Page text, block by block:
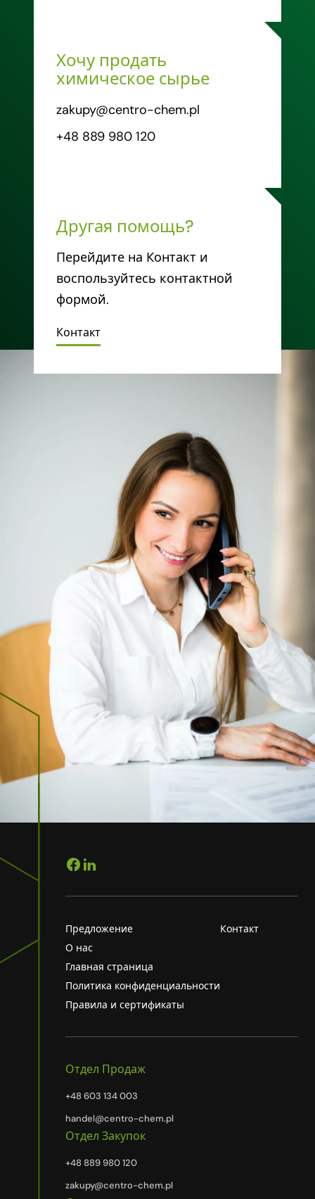
Хочу продать
химическое сырье
zakupy@centro-chem.pl
+48 889 980 120
Другая помощь?
Перейдите на Контакт и
воспользуйтесь контактной
формой.
Контакт
Предложение
О нас
Главная страница
Политика конфиденциальности
Правила и сертификаты
Контакт
Отдел Продаж
+48 603 134 003
handel@centro-chem.pl
Отдел Закупок
+48 889 980 120
zakupy@centro-chem.pl